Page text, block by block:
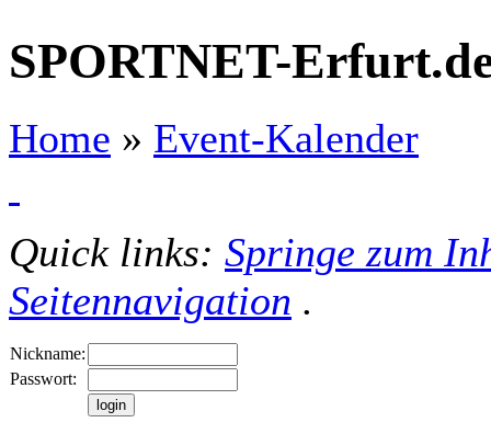
SPORTNET-
Home » Event-Kalender
Quick links: Springe zum
Seitennavigation .
Nickname:
Passwort: